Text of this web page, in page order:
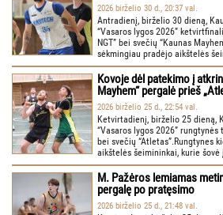
2026 birželio 30 d., 20:37 val.
Antradienį, birželio 30 dieną,
“Vasaros lygos 2026”
NGT” bei svečių “Kaunas
sėkmingiau pradėjo aikštelės
Kovoje dėl patekimo į
Mayhem“ pergalė prieš
2026 birželio 25 d., 22:54 val.
Ketvirtadienį, birželio 25 dieną,
“Vasaros lygos 2026” rungtynės
bei svečių “Atletas”.Rungtynes
aikštelės šeimininkai, kurie šovė
M. Pažėros lemiamas
pergalę po pratęsimo
2026 birželio 25 d., 21:48 val.